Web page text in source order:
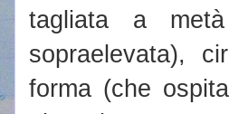
tagliata a
sopraelevata),
forma (che